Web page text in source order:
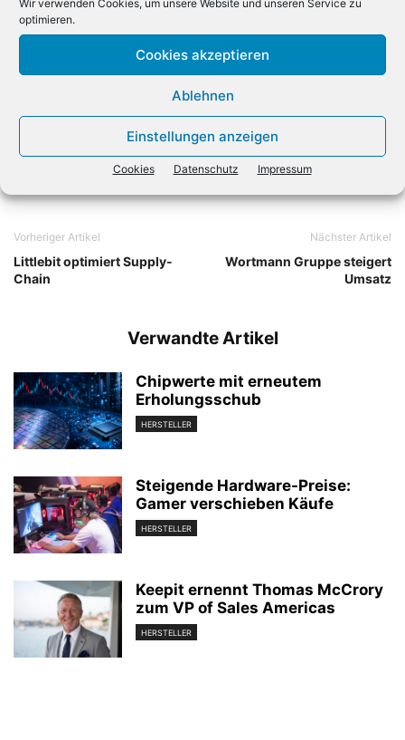
Wir verwenden Cookies, um unsere Website und unseren Service zu
optimieren.
Cookies akzeptieren
Ablehnen
Einstellungen anzeigen
Cookies Datenschutz Impressum
lieber angestellt und sähen die Selbstständigkeit nur als
vorübergehende Episode, um ein höheres Einkommen zu
erreichen, eine Geschäftsidee umzusetzen oder die
eigene Karriere voranzubringen.(dpa)
Vorheriger Artikel
Littlebit optimiert Supply-
Chain
Nächster Artikel
Wortmann Gruppe steigert
Umsatz
Verwandte Artikel
Chipwerte mit erneutem
Erholungsschub
HERSTELLER
Steigende Hardware-Preise:
Gamer verschieben Käufe
HERSTELLER
Keepit ernennt Thomas McCrory
zum VP of Sales Americas
HERSTELLER